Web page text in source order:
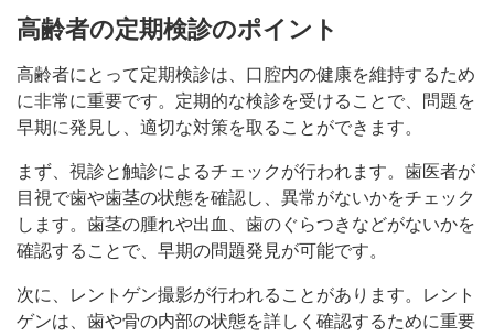
高齢者の定期検診のポイント
高齢者にとって定期検診は、口腔内の健康を維持するため
に非常に重要です。定期的な検診を受けることで、問題を
早期に発見し、適切な対策を取ることができます。
まず、視診と触診によるチェックが行われます。歯医者が
目視で歯や歯茎の状態を確認し、異常がないかをチェック
します。歯茎の腫れや出血、歯のぐらつきなどがないかを
確認することで、早期の問題発見が可能です。
次に、レントゲン撮影が行われることがあります。レント
ゲンは、歯や骨の内部の状態を詳しく確認するために重要